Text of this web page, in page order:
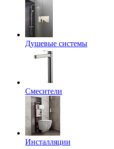
Душевые системы
Смесители
Инсталляции